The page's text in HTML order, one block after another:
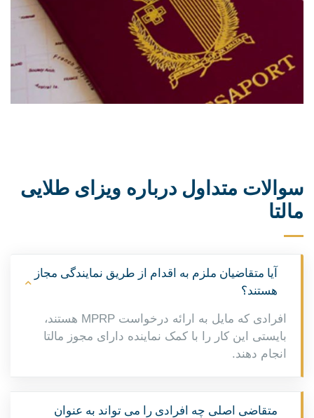
سوالات متداول درباره ویزای طلایی
مالتا
آیا متقاضیان ملزم به اقدام از طریق نمایندگی مجاز
هستند؟
افرادی که مایل به ارائه درخواست MPRP هستند،
بایستی این کار را با کمک نماینده دارای مجوز مالتا
انجام دهند.
متقاضی اصلی چه افرادی را می تواند به عنوان